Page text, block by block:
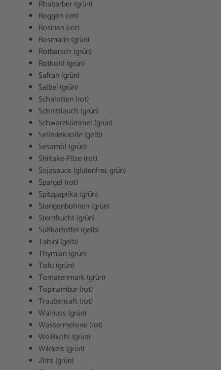
Rhabarber (grün)
Roggen (rot)
Rosinen (rot)
Rosmarin (grün)
Rotbarsch (grün)
Rotkohl (grün)
Safran (grün)
Salbei (grün)
Schalotten (rot)
Schnittlauch (grün)
Schwarzkümmel (grün)
Sellerieknolle (gelb)
Sesamöl (grün)
Shiitake-Pilze (rot)
Sojasauce (glutenfrei, grün)
Spargel (rot)
Spitzpaprika (grün)
Stangenbohnen (grün)
Sternfrucht (grün)
Süßkartoffel (gelb)
Tahini (gelb)
Thymian (grün)
Tofu (grün)
Tomatenmark (grün)
Topinambur (rot)
Traubensaft (rot)
Walnuss (grün)
Wassermelone (rot)
Weißkohl (grün)
Wildreis (grün)
Zimt (grün)